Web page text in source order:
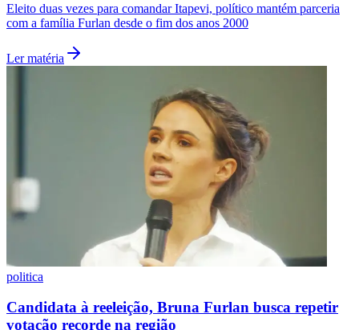
Eleito duas vezes para comandar Itapevi, político mantém parceria
com a família Furlan desde o fim dos anos 2000
Ler matéria
politica
Candidata à reeleição, Bruna Furlan busca repetir
votação recorde na região